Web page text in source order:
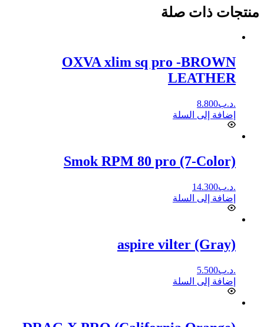
منتجات ذات صلة
OXVA xlim sq pro -BROWN
LEATHER
.د.ب8.800
إضافة إلى السلة
Smok RPM 80 pro (7-Color)
.د.ب14.300
إضافة إلى السلة
aspire vilter (Gray)
.د.ب5.500
إضافة إلى السلة